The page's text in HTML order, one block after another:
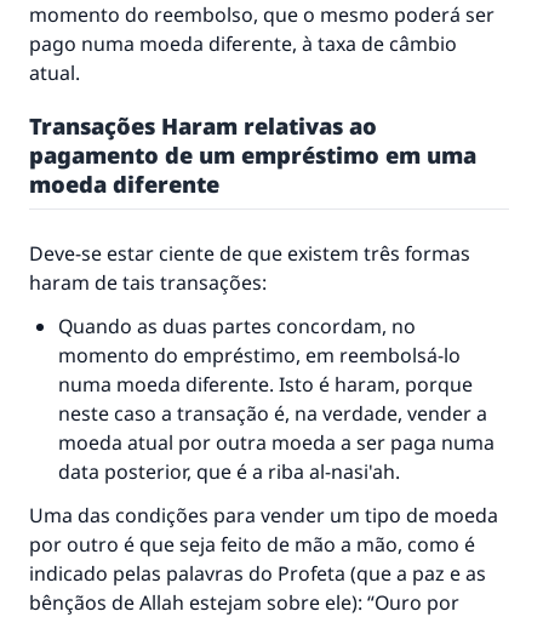
momento do reembolso, que o mesmo poderá ser
pago numa moeda diferente, à taxa de câmbio
atual.
Transações Haram relativas ao
pagamento de um empréstimo em uma
moeda diferente
Deve-se estar ciente de que existem três formas
haram de tais transações:
Quando as duas partes concordam, no
momento do empréstimo, em reembolsá-lo
numa moeda diferente. Isto é haram, porque
neste caso a transação é, na verdade, vender a
moeda atual por outra moeda a ser paga numa
data posterior, que é a riba al-nasi'ah.
Uma das condições para vender um tipo de moeda
por outro é que seja feito de mão a mão, como é
indicado pelas palavras do Profeta (que a paz e as
bênçãos de Allah estejam sobre ele): “Ouro por